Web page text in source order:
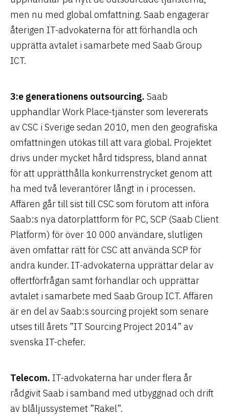
men nu med global omfattning. Saab engagerar
återigen IT-advokaterna för att förhandla och
upprätta avtalet i samarbete med Saab Group
ICT.
3:e generationens outsourcing. Saab
upphandlar Work Place-tjänster som levererats
av CSC i Sverige sedan 2010, men den geografiska
omfattningen utökas till att vara global. Projektet
drivs under mycket hård tidspress, bland annat
för att upprätthålla konkurrenstrycket genom att
ha med två leverantörer långt in i processen.
Affären går till sist till CSC som förutom att införa
Saab:s nya datorplattform för PC, SCP (Saab Client
Platform) för över 10 000 användare, slutligen
även omfattar rätt för CSC att använda SCP för
andra kunder. IT-advokaterna upprättar delar av
offertförfrågan samt förhandlar och upprättar
avtalet i samarbete med Saab Group ICT. Affären
är en del av Saab:s sourcing projekt som senare
utses till årets ”IT Sourcing Project 2014” av
svenska IT-chefer.
Telecom. IT-advokaterna har under flera år
rådgivit Saab i samband med utbyggnad och drift
av blåljussystemet ”Rakel”.